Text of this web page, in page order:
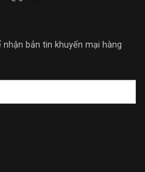
bản tin khuyến mại hàng